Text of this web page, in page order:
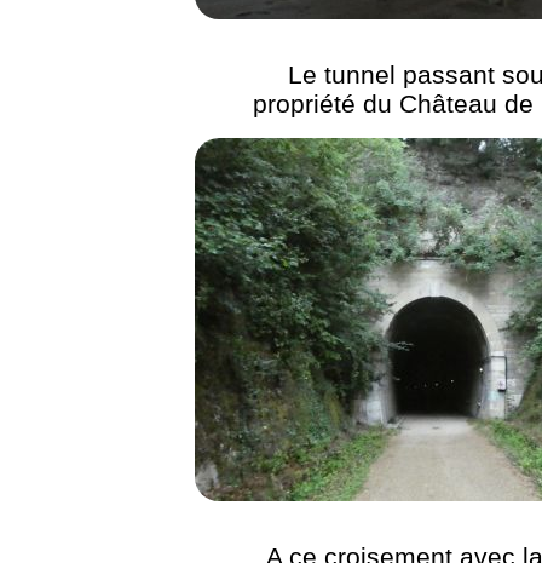
Le tunnel passant
propriété du Château de
A ce croisement avec